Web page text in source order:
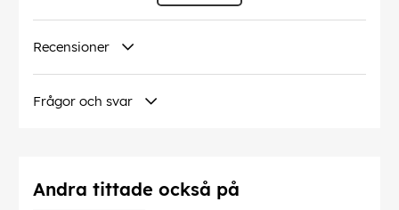
Recensioner
Frågor och svar
Andra tittade också på